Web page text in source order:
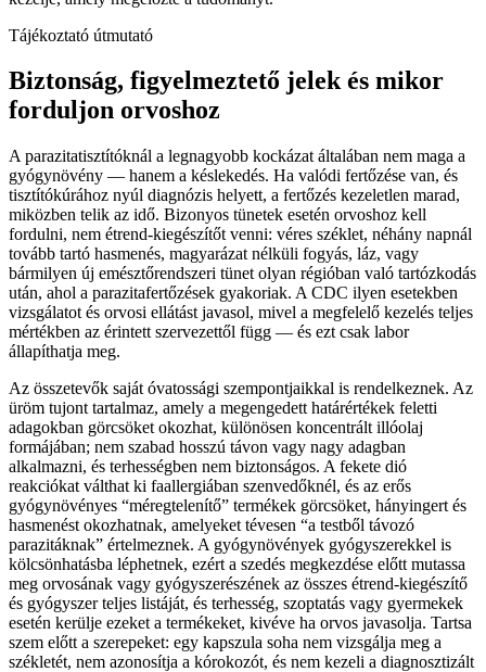
Tájékoztató útmutató
Biztonság, figyelmeztető jelek és mikor
forduljon orvoshoz
A parazitatisztítóknál a legnagyobb kockázat általában nem maga a
gyógynövény — hanem a késlekedés. Ha valódi fertőzése van, és
tisztítókúrához nyúl diagnózis helyett, a fertőzés kezeletlen marad,
miközben telik az idő. Bizonyos tünetek esetén orvoshoz kell
fordulni, nem étrend-kiegészítőt venni: véres széklet, néhány napnál
tovább tartó hasmenés, magyarázat nélküli fogyás, láz, vagy
bármilyen új emésztőrendszeri tünet olyan régióban való tartózkodás
után, ahol a parazitafertőzések gyakoriak. A CDC ilyen esetekben
vizsgálatot és orvosi ellátást javasol, mivel a megfelelő kezelés teljes
mértékben az érintett szervezettől függ — és ezt csak labor
állapíthatja meg.
Az összetevők saját óvatossági szempontjaikkal is rendelkeznek. Az
üröm tujont tartalmaz, amely a megengedett határértékek feletti
adagokban görcsöket okozhat, különösen koncentrált illóolaj
formájában; nem szabad hosszú távon vagy nagy adagban
alkalmazni, és terhességben nem biztonságos. A fekete dió
reakciókat válthat ki faallergiában szenvedőknél, és az erős
gyógynövényes “méregtelenítő” termékek görcsöket, hányingert és
hasmenést okozhatnak, amelyeket tévesen “a testből távozó
parazitáknak” értelmeznek. A gyógynövények gyógyszerekkel is
kölcsönhatásba léphetnek, ezért a szedés megkezdése előtt mutassa
meg orvosának vagy gyógyszerészének az összes étrend-kiegészítő
és gyógyszer teljes listáját, és terhesség, szoptatás vagy gyermekek
esetén kerülje ezeket a termékeket, kivéve ha orvos javasolja. Tartsa
szem előtt a szerepeket: egy kapszula soha nem vizsgálja meg a
székletét, nem azonosítja a kórokozót, és nem kezeli a diagnosztizált